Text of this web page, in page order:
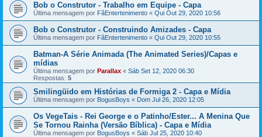
Bob o Construtor - Trabalho em Equipe - Capa
Última mensagem por FãEntertenimento « Qui Out 29, 2020 10:56
Bob o Construtor - Construindo Amizades - Capa
Última mensagem por FãEntertenimento « Qui Out 29, 2020 10:55
Batman-A Série Animada (The Animated Series)/Capas e
mídias
Última mensagem por Parallax « Sáb Set 12, 2020 06:30
Respostas: 5
Smilingüido em Histórias de Formiga 2 - Capa e Mídia
Última mensagem por BogusBoys « Dom Jul 26, 2020 12:05
Os VegeTais - Rei George e o Patinho/Ester... A Menina Que
Se Tornou Rainha (Versão Bíblica) - Capa e Mídia
Última mensagem por BogusBoys « Sáb Jul 25, 2020 10:40